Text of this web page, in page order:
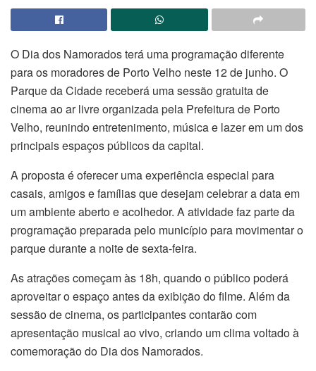
O Dia dos Namorados terá uma programação diferente
para os moradores de Porto Velho neste 12 de junho. O
Parque da Cidade receberá uma sessão gratuita de
cinema ao ar livre organizada pela Prefeitura de Porto
Velho, reunindo entretenimento, música e lazer em um dos
principais espaços públicos da capital.
A proposta é oferecer uma experiência especial para
casais, amigos e famílias que desejam celebrar a data em
um ambiente aberto e acolhedor. A atividade faz parte da
programação preparada pelo município para movimentar o
parque durante a noite de sexta-feira.
As atrações começam às 18h, quando o público poderá
aproveitar o espaço antes da exibição do filme. Além da
sessão de cinema, os participantes contarão com
apresentação musical ao vivo, criando um clima voltado à
comemoração do Dia dos Namorados.